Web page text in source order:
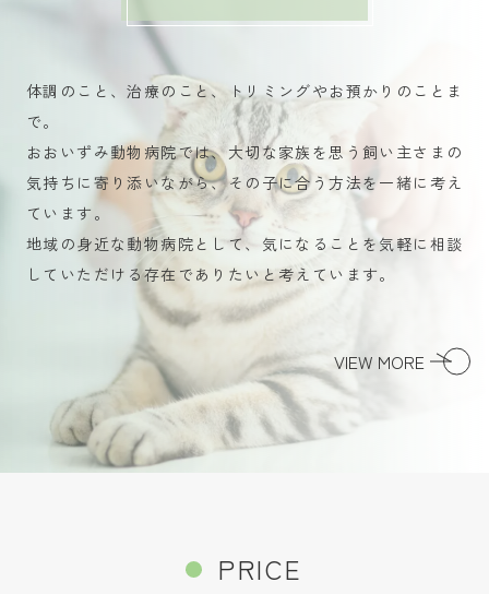
体調のこと、治療のこと、トリミングやお預かりのことま
で。
おおいずみ動物病院では、大切な家族を思う飼い主さまの
気持ちに寄り添いながら、その子に合う方法を一緒に考え
ています。
地域の身近な動物病院として、気になることを気軽に相談
していただける存在でありたいと考えています。
VIEW MORE
PRICE